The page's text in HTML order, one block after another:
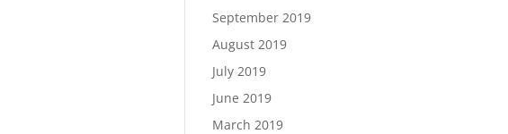
September 2019
August 2019
July 2019
June 2019
March 2019